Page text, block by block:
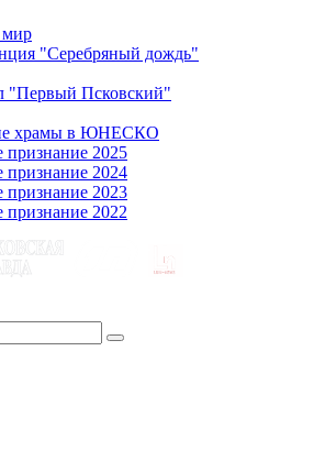
мир
"Серебряный дождь"
"Первый Псковский"
храмы в ЮНЕСКО
признание 2025
признание 2024
признание 2023
признание 2022